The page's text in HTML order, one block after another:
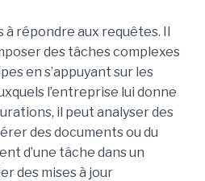
à répondre aux requêtes. Il
des tâches complexes
en s’appuyant sur les
l’entreprise lui donne
il peut analyser des
des documents ou du
d’une tâche dans un
des mises à jour